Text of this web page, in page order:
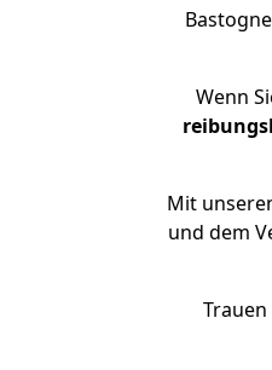
Wenn
Mit
und dem